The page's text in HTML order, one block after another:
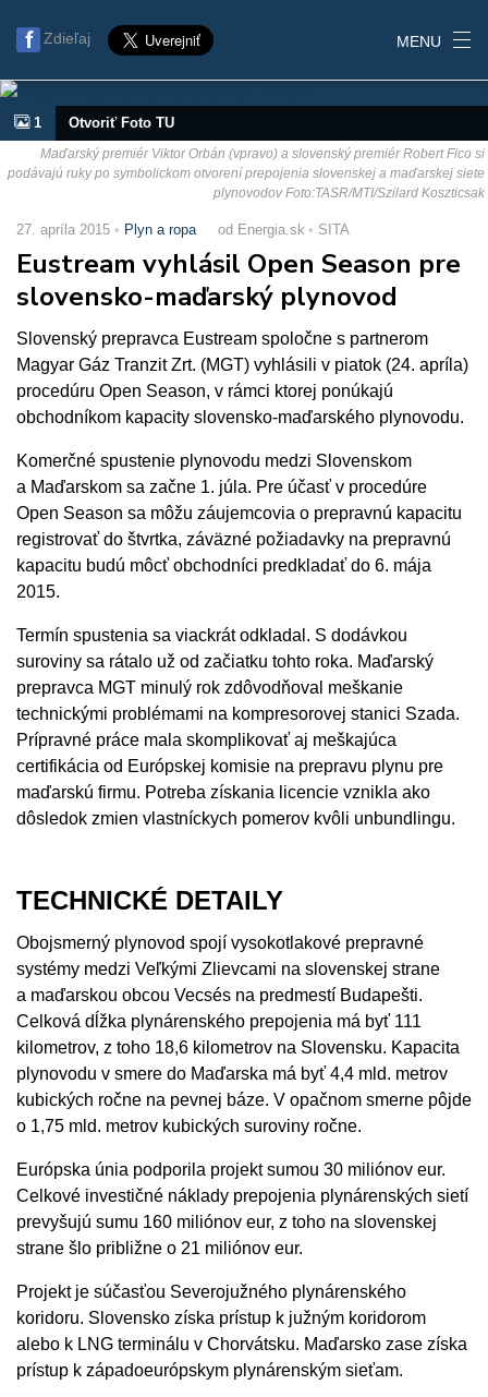
Zdieľaj MENU
1 Otvoriť Foto TU
Maďarský premiér Viktor Orbán (vpravo) a slovenský premiér Robert Fico si
podávajú ruky po symbolickom otvorení prepojenia slovenskej a maďarskej siete
plynovodov Foto:TASR/MTI/Szilard Koszticsak
27. apríla 2015 Plyn a ropa od Energia.sk SITA
Eustream vyhlásil Open Season pre
slovensko-maďarský plynovod
Slovenský prepravca Eustream spoločne s partnerom
Magyar Gáz Tranzit Zrt. (MGT) vyhlásili v piatok (24. apríla)
procedúru Open Season, v rámci ktorej ponúkajú
obchodníkom kapacity slovensko-maďarského plynovodu.
Komerčné spustenie plynovodu medzi Slovenskom
a Maďarskom sa začne 1. júla. Pre účasť v procedúre
Open Season sa môžu záujemcovia o prepravnú kapacitu
registrovať do štvrtka, záväzné požiadavky na prepravnú
kapacitu budú môcť obchodníci predkladať do 6. mája
2015.
Termín spustenia sa viackrát odkladal. S dodávkou
suroviny sa rátalo už od začiatku tohto roka. Maďarský
prepravca MGT minulý rok zdôvodňoval meškanie
technickými problémami na kompresorovej stanici Szada.
Prípravné práce mala skomplikovať aj meškajúca
certifikácia od Európskej komisie na prepravu plynu pre
maďarskú firmu. Potreba získania licencie vznikla ako
dôsledok zmien vlastníckych pomerov kvôli unbundlingu.
TECHNICKÉ DETAILY
Obojsmerný plynovod spojí vysokotlakové prepravné
systémy medzi Veľkými Zlievcami na slovenskej strane
a maďarskou obcou Vecsés na predmestí Budapešti.
Celková dĺžka plynárenského prepojenia má byť 111
kilometrov, z toho 18,6 kilometrov na Slovensku. Kapacita
plynovodu v smere do Maďarska má byť 4,4 mld. metrov
kubických ročne na pevnej báze. V opačnom smerne pôjde
o 1,75 mld. metrov kubických suroviny ročne.
Európska únia podporila projekt sumou 30 miliónov eur.
Celkové investičné náklady prepojenia plynárenských sietí
prevyšujú sumu 160 miliónov eur, z toho na slovenskej
strane šlo približne o 21 miliónov eur.
Projekt je súčasťou Severojužného plynárenského
koridoru. Slovensko získa prístup k južným koridorom
alebo k LNG terminálu v Chorvátsku. Maďarsko zase získa
prístup k západoeurópskym plynárenským sieťam.